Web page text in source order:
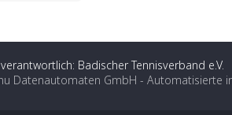
Badischer Tennisverband e.V.
Datenautomaten GmbH - Automatisierte